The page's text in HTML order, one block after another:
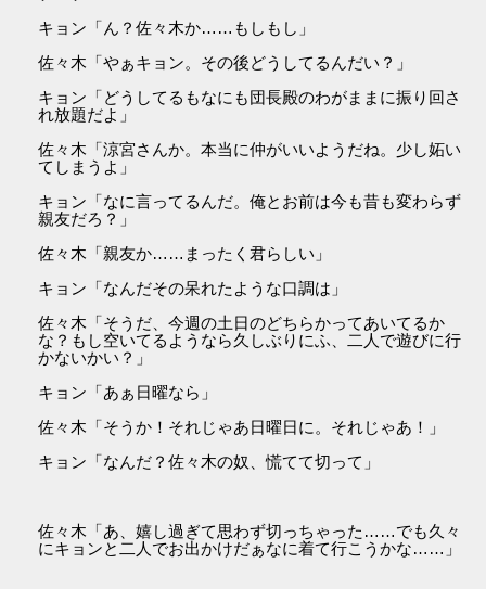
キョン「ん？佐々木か……もしもし」
佐々木「やぁキョン。その後どうしてるんだい？」
キョン「どうしてるもなにも団長殿のわがままに振り回さ
れ放題だよ」
佐々木「涼宮さんか。本当に仲がいいようだね。少し妬い
てしまうよ」
キョン「なに言ってるんだ。俺とお前は今も昔も変わらず
親友だろ？」
佐々木「親友か……まったく君らしい」
キョン「なんだその呆れたような口調は」
佐々木「そうだ、今週の土日のどちらかってあいてるか
な？もし空いてるようなら久しぶりにふ、二人で遊びに行
かないかい？」
キョン「あぁ日曜なら」
佐々木「そうか！それじゃあ日曜日に。それじゃあ！」
キョン「なんだ？佐々木の奴、慌てて切って」
佐々木「あ、嬉し過ぎて思わず切っちゃった……でも久々
にキョンと二人でお出かけだぁなに着て行こうかな……」